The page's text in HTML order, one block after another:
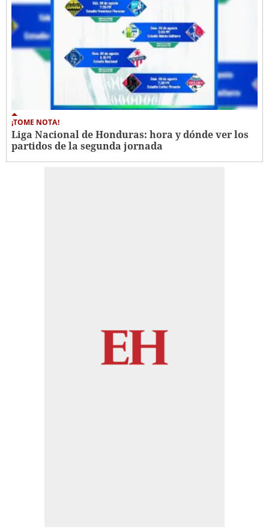
¡TOME NOTA!
Liga Nacional de Honduras: hora y dónde ver los
partidos de la segunda jornada